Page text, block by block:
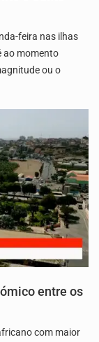
feira nas ilhas
ao momento
ou o
entre os
com maior